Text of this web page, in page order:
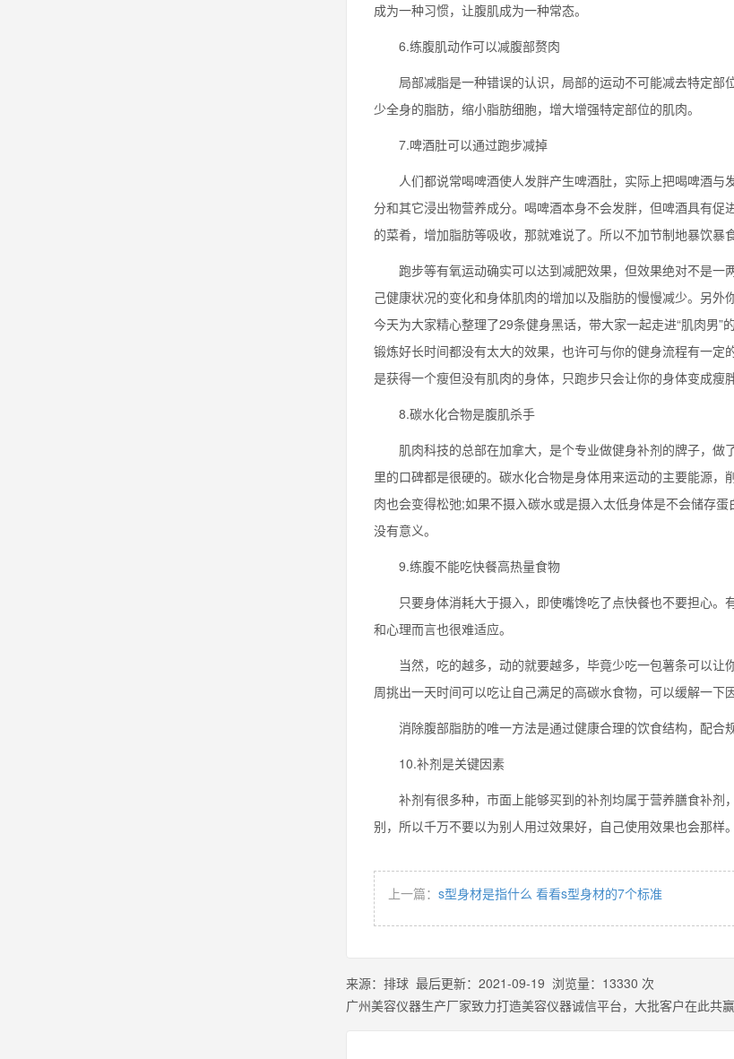
成为一种习惯，让腹肌成为一种常态。
6.练腹肌动作可以减腹部赘肉
局部减脂是一种错误的认识，局部的运动不可能减去特定部
少全身的脂肪，缩小脂肪细胞，增大增强特定部位的肌肉。
7.啤酒肚可以通过跑步减掉
人们都说常喝啤酒使人发胖产生啤酒肚，实际上把喝啤酒与
分和其它浸出物营养成分。喝啤酒本身不会发胖，但啤酒具有
的菜肴，增加脂肪等吸收，那就难说了。所以不加节制地暴饮暴
跑步等有氧运动确实可以达到减肥效果，但效果绝对不是一
己健康状况的变化和身体肌肉的增加以及脂肪的慢慢减少。另外
今天为大家精心整理了29条健身黑话，带大家一起走进“肌肉男”
锻炼好长时间都没有太大的效果，也许可与你的健身流程有一
是获得一个瘦但没有肌肉的身体，只跑步只会让你的身体变成瘦胖
8.碳水化合物是腹肌杀手
肌肉科技的总部在加拿大，是个专业做健身补剂的牌子，做
里的口碑都是很硬的。碳水化合物是身体用来运动的主要能源
肉也会变得松弛;如果不摄入碳水或是摄入太低身体是不会储存
没有意义。
9.练腹不能吃快餐高热量食物
只要身体消耗大于摄入，即使嘴馋吃了点快餐也不要担心。
和心理而言也很难适应。
当然，吃的越多，动的就要越多，毕竟少吃一包薯条可以让
周挑出一天时间可以吃让自己满足的高碳水食物，可以缓解一下
消除腹部脂肪的唯一方法是通过健康合理的饮食结构，配合
10.补剂是关键因素
补剂有很多种，市面上能够买到的补剂均属于营养膳食补剂
别，所以千万不要以为别人用过效果好，自己使用效果也会那样
上一篇： s型身材是指什么 看看s型身材的7个标准
来源： 排球 最后更新： 2021-09-19 浏览量： 13330 次
广州美容仪器生产厂家致力打造美容仪器诚信平台，大批客户在此共